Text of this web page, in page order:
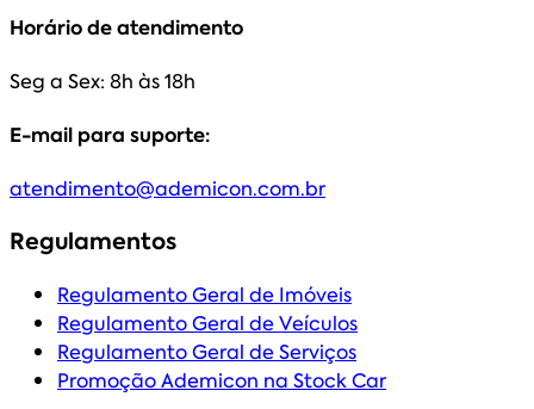
Horário de atendimento
Seg a Sex: 8h às 18h
E-mail para suporte:
atendimento@ademicon.com.br
Regulamentos
Regulamento Geral de Imóveis
Regulamento Geral de Veículos
Regulamento Geral de Serviços
Promoção Ademicon na Stock Car